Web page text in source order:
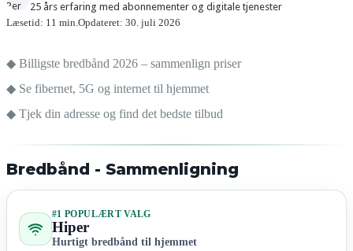
25 års erfaring med abonnementer og digitale tjenester
Læsetid: 11 min.Opdateret: 30. juli 2026
◆ Billigste bredbånd 2026 – sammenlign priser
◆ Se fibernet, 5G og internet til hjemmet
◆ Tjek din adresse og find det bedste tilbud
Bredbånd - Sammenligning
#1 POPULÆRT VALG
Hiper
Hurtigt bredbånd til hjemmet